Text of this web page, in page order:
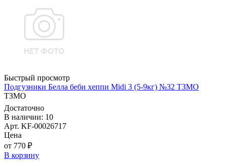
Быстрый просмотр
Подгузники Белла беби хеппи Midi 3 (5-9кг) №32 ТЗМО
ТЗМО
Достаточно
В наличии: 10
Арт. KF-00026717
Цена
от 770 ₽
В корзину